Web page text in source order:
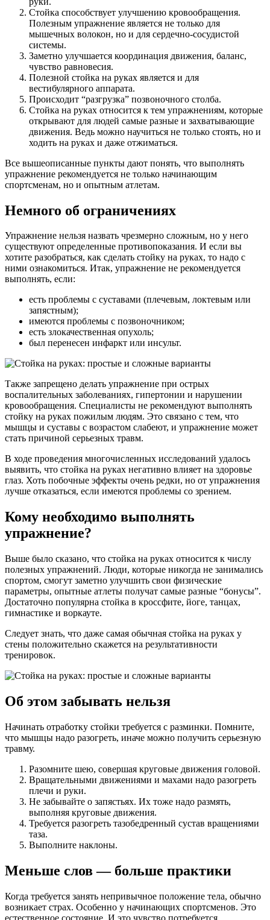
Стойка способствует улучшению кровообращения.
Полезным упражнение является не только для
мышечных волокон, но и для сердечно-сосудистой
системы.
Заметно улучшается координация движения, баланс,
чувство равновесия.
Полезной стойка на руках является и для
вестибулярного аппарата.
Происходит “разгрузка” позвоночного столба.
Стойка на руках относится к тем упражнениям, которые
открывают для людей самые разные и захватывающие
движения. Ведь можно научиться не только стоять, но и
ходить на руках и даже отжиматься.
Все вышеописанные пункты дают понять, что выполнять
упражнение рекомендуется не только начинающим
спортсменам, но и опытным атлетам.
Немного об ограничениях
Упражнение нельзя назвать чрезмерно сложным, но у него
существуют определенные противопоказания. И если вы
хотите разобраться, как сделать стойку на руках, то надо с
ними ознакомиться. Итак, упражнение не рекомендуется
выполнять, если:
есть проблемы с суставами (плечевым, локтевым или
запястным);
имеются проблемы с позвоночником;
есть злокачественная опухоль;
был перенесен инфаркт или инсульт.
Также запрещено делать упражнение при острых
воспалительных заболеваниях, гипертонии и нарушении
кровообращения. Специалисты не рекомендуют выполнять
стойку на руках пожилым людям. Это связано с тем, что
мышцы и суставы с возрастом слабеют, и упражнение может
стать причиной серьезных травм.
В ходе проведения многочисленных исследований удалось
выявить, что стойка на руках негативно влияет на здоровье
глаз. Хоть побочные эффекты очень редки, но от упражнения
лучше отказаться, если имеются проблемы со зрением.
Кому необходимо выполнять
упражнение?
Выше было сказано, что стойка на руках относится к числу
полезных упражнений. Люди, которые никогда не занимались
спортом, смогут заметно улучшить свои физические
параметры, опытные атлеты получат самые разные “бонусы”.
Достаточно популярна стойка в кроссфите, йоге, танцах,
гимнастике и воркауте.
Следует знать, что даже самая обычная стойка на руках у
стены положительно скажется на результативности
тренировок.
Об этом забывать нельзя
Начинать отработку стойки требуется с разминки. Помните,
что мышцы надо разогреть, иначе можно получить серьезную
травму.
Разомните шею, совершая круговые движения головой.
Вращательными движениями и махами надо разогреть
плечи и руки.
Не забывайте о запястьях. Их тоже надо размять,
выполняя круговые движения.
Требуется разогреть тазобедренный сустав вращениями
таза.
Выполните наклоны.
Меньше слов — больше практики
Когда требуется занять непривычное положение тела, обычно
возникает страх. Особенно у начинающих спортсменов. Это
естественное состояние. И это чувство потребуется